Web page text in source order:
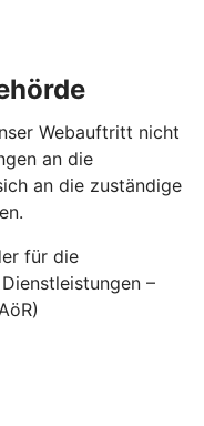
Webauftritt nicht
an die
an die zuständige
für die
–